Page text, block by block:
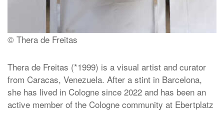
© Thera de Freitas
Thera de Freitas (*1999) is a visual artist and curator
from Caracas, Venezuela. After a stint in Barcelona,
she has lived in Cologne since 2022 and has been an
active member of the Cologne community at Ebertplatz